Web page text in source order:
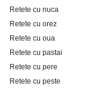
Retete cu nuca
Retete cu orez
Retete cu oua
Retete cu pastai
Retete cu pere
Retete cu peste